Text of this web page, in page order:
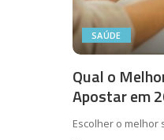
SAÚDE
Qual o
Apostar em
Escolher o melhor